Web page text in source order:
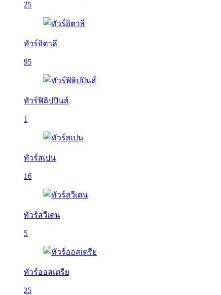
25
ทัวร์อิตาลี
95
ทัวร์ฟิลิปปินส์
1
ทัวร์สเปน
16
ทัวร์สวีเดน
5
ทัวร์ออสเตรีย
25